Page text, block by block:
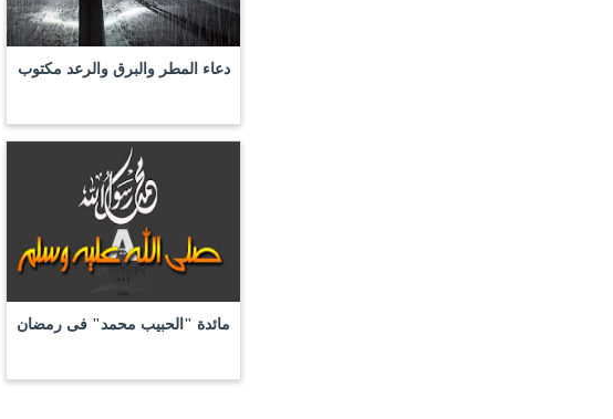
دعاء المطر والبرق والرعد مكتوب
مائدة "الحبيب محمد" فى رمضان